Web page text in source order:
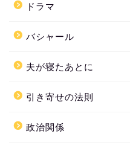
ドラマ
バシャール
夫が寝たあとに
引き寄せの法則
政治関係